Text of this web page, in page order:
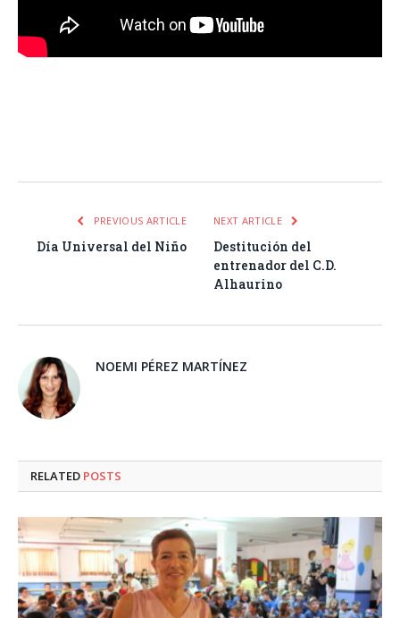
PREVIOUS ARTICLE
Día Universal del Niño
NEXT ARTICLE
Destitución del
entrenador del C.D.
Alhaurino
NOEMI PÉREZ MARTÍNEZ
RELATED POSTS